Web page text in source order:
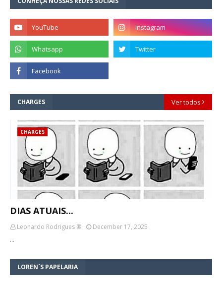
CHARGES Ver todos
CHARGES
DIAS ATUAIS...
Leonardo Rodrigues ®
December 17, 2025
…
LOREN´S PAPELARIA